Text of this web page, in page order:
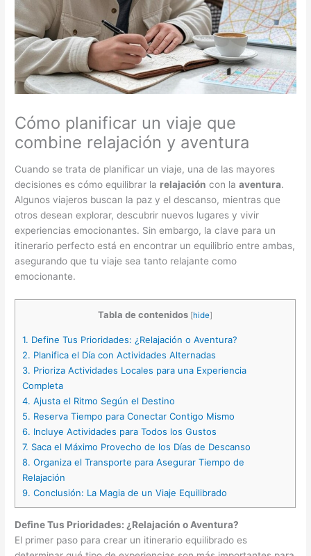
Cómo planificar un viaje que
combine relajación y aventura
Cuando se trata de planificar un viaje, una de las mayores
decisiones es cómo equilibrar la relajación con laaventura.
Algunos viajeros buscan la paz y el descanso, mientras que
otros desean explorar, descubrir nuevos lugares y vivir
experiencias emocionantes. Sin embargo, la clave para un
itinerario perfecto está en encontrar un equilibrio entre ambas,
asegurando que tu viaje sea tanto relajante como
emocionante.
Tabla de contenidos [hide]
1. Define Tus Prioridades: ¿Relajación o Aventura?
2. Planifica el Día con Actividades Alternadas
3. Prioriza Actividades Locales para una Experiencia
Completa
4. Ajusta el Ritmo Según el Destino
5. Reserva Tiempo para Conectar Contigo Mismo
6. Incluye Actividades para Todos los Gustos
7. Saca el Máximo Provecho de los Días de Descanso
8. Organiza el Transporte para Asegurar Tiempo de
Relajación
9. Conclusión: La Magia de un Viaje Equilibrado
Define Tus Prioridades: ¿Relajación o Aventura?
El primer paso para crear un itinerario equilibrado es